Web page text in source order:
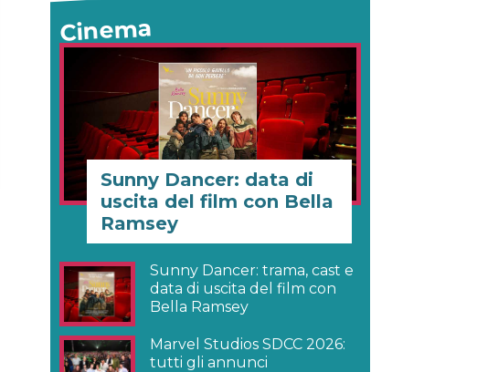
Cinema
Sunny Dancer: data di
uscita del film con Bella
Ramsey
Sunny Dancer: trama, cast e
data di uscita del film con
Bella Ramsey
Marvel Studios SDCC 2026:
tutti gli annunci